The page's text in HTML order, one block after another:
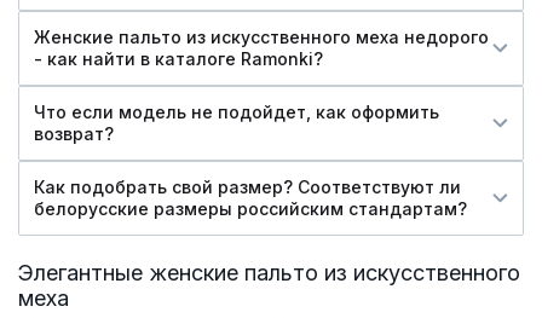
Женские пальто из искусственного меха недорого
- как найти в каталоге Ramonki?
Что если модель не подойдет, как оформить
возврат?
Как подобрать свой размер? Соответствуют ли
белорусские размеры российским стандартам?
Элегантные женские пальто из искусственного
меха